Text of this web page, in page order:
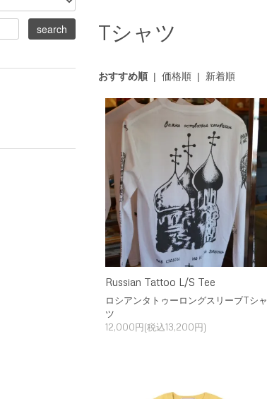
Tシャツ
おすすめ順| 価格順| 新着順
Russian Tattoo L/S Tee
ロシアンタトゥーロングスリーブTシャ
ツ
12,000円(税込13,200円)